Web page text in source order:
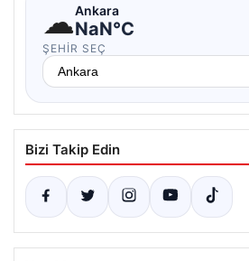
☁Ankara
NaN°C
ŞEHIR SEÇ
Bizi Takip Edin